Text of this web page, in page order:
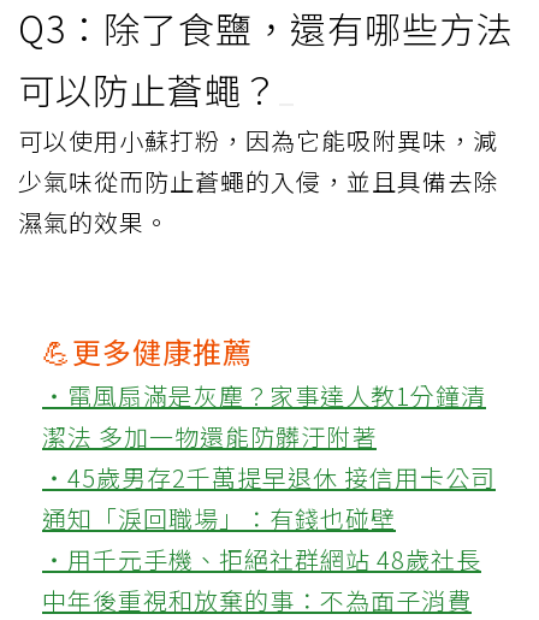
Q3：除了食鹽，還有哪些方法
可以防止蒼蠅？
可以使用小蘇打粉，因為它能吸附異味，減
少氣味從而防止蒼蠅的入侵，並且具備去除
濕氣的效果。
💪更多健康推薦
‧電風扇滿是灰塵？家事達人教1分鐘清
潔法 多加一物還能防髒汙附著
‧45歲男存2千萬提早退休 接信用卡公司
通知「淚回職場」：有錢也碰壁
‧用千元手機、拒絕社群網站 48歲社長
中年後重視和放棄的事：不為面子消費